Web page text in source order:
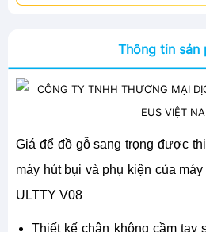
Thông tin sản
Giá để đồ gỗ sang trọng được
máy hút bụi và phụ kiện của
ULTTY V08
Thiết kế chân không cầm tay